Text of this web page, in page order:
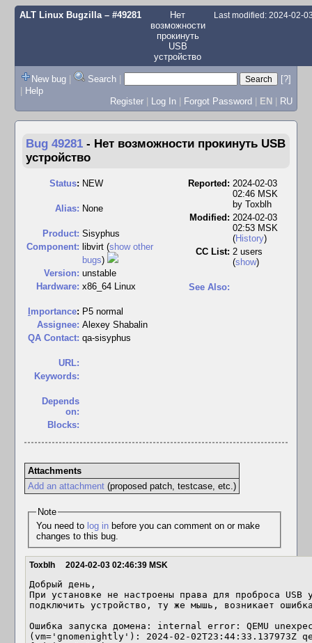
ALT Linux Bugzilla– #49281
Нет
возможности
прокинуть
USB
устройство
Last modified: 2024-02-
New bug | Search |
[?]
| Help
Register | Log In | Forgot Password | EN | RU
Bug 49281 - Нет возможности прокинуть USB
устройство
Status: NEW
Alias: None
Product: Sisyphus
Component: libvirt (show other
bugs)
Version: unstable
Hardware: x86_64 Linux
mportance: P5 normal
Assignee: Alexey Shabalin
QA Contact: qa-sisyphus
URL:
Keywords:
Depends
on:
Blocks:
Reported: 2024-02-03
02:46 MSK
by Toxblh
Modified: 2024-02-03
02:53 MSK
(History)
CC List: 2 users
(show)
See Also:
Attachments
Add an attachment(proposed patch, testcase, etc.)
Note
You need to log inbefore you can comment on or make
changes to this bug.
Toxblh 2024-02-03 02:46:39 MSK
Добрый день,
При установке не настроены права для проброса USB
подключить устройство, ту же мышь, возникает
Ошибка запуска домена: internal error: QEMU
(vm='gnomenightly'): 2024-02-02T23:44:33.137973Z